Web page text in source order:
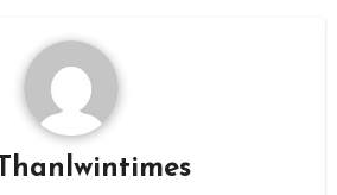
Thanlwintimes